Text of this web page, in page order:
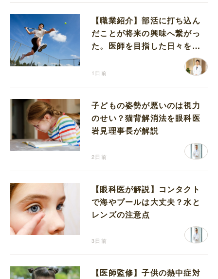
【職業紹介】部活に打ち込ん
だことが将来の興味へ繋がっ
た。医師を目指した日々を振
1日前
子どもの姿勢が悪いのは視力
のせい？猫背解消法を眼科医
岩見理事長が解説
2日前
【眼科医が解説】コンタクト
で海やプールは大丈夫？水と
レンズの注意点
3日前
【医師監修】子供の熱中症対